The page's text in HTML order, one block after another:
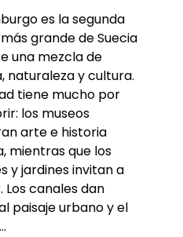
es la segunda
grande de Suecia
una mezcla de
naturaleza y cultura.
tiene mucho por
los museos
arte e historia
mientras que los
y jardines invitan a
Los canales dan
paisaje urbano y el